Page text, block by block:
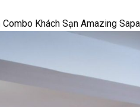
Combo Khách Sạn Amazing